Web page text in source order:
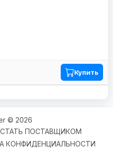
Купить
© 2026
СТАТЬ ПОСТАВЩИКОМ
КОНФИДЕНЦИАЛЬНОСТИ